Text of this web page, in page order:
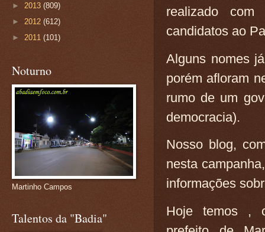
realizado
candidatos ao
Alguns nomes
porém afloram
rumo de um
democracia).
Nosso blog,
nesta
informações
Hoje temos ,
► 2013 (809)
► 2012 (612)
► 2011 (101)
Noturno
Martinho Campos
Talentos da "Badia"